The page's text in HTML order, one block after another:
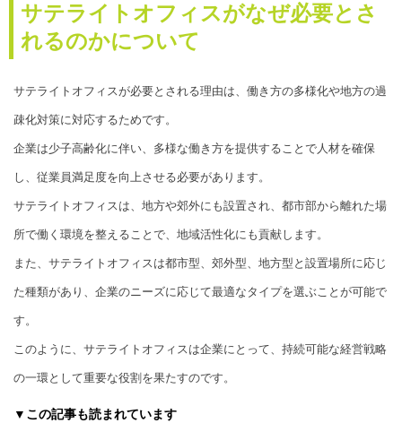
サテライトオフィスがなぜ必要とさ
れるのかについて
サテライトオフィスが必要とされる理由は、働き方の多様化や地方の過
疎化対策に対応するためです。
企業は少子高齢化に伴い、多様な働き方を提供することで人材を確保
し、従業員満足度を向上させる必要があります。
サテライトオフィスは、地方や郊外にも設置され、都市部から離れた場
所で働く環境を整えることで、地域活性化にも貢献します。
また、サテライトオフィスは都市型、郊外型、地方型と設置場所に応じ
た種類があり、企業のニーズに応じて最適なタイプを選ぶことが可能で
す。
このように、サテライトオフィスは企業にとって、持続可能な経営戦略
の一環として重要な役割を果たすのです。
▼この記事も読まれています